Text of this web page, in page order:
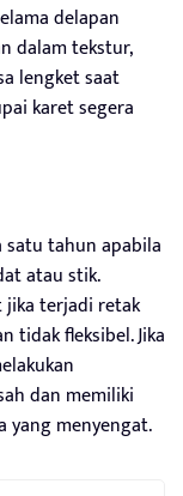
delapan
dalam tekstur,
lengket saat
karet segera
tahun apabila
atau stik.
jika terjadi retak
tidak fleksibel. Jika
dan memiliki
yang menyengat.